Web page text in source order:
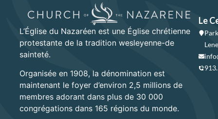
L’Église du Nazaréen est une Église chrétienne
protestante de la tradition wesleyenne-de
sainteté.
Organisée en 1908, la dénomination est
maintenant le foyer d’environ 2,5 millions de
membres adorant dans plus de 30 000
congrégations dans 165 régions du monde.
Le